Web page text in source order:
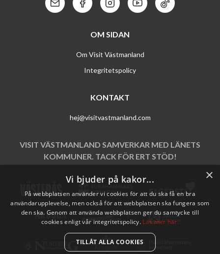
Kontakt: MailKontakt: Facebook
Kontakt: Instagram
Kontakt: Youtube
Kontakt: Tik
OM SIDAN
Om Visit Västmanland
Integritetspolicy
KONTAKT
hej@visitvastmanland.com
VISIT VÄSTMANLAND SAMVERKAR MED LÄNETS
KOMMUNER. TACK FÖR ERT STÖD!
×
Vi bjuder på kakor...
På webbplatsen använder vi cookies för att du ska få en bra
användarupplevelse, men också för att webbplatsen ska fungera som
den ska. Genom att använda webbplatsen ger du samtycke till
cookies enligt vår integritetspolicy. Läs mer här.
TILLÅT ALLA COOKIES